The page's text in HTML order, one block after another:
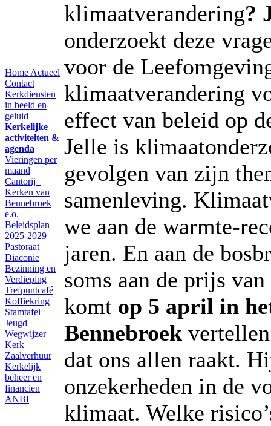
Home Actueel
Contact
Kerkdiensten
in beeld en
geluid
Kerkelijke
activiteiten &
agenda
Vieringen per
maand
Cantorij
Kerken van
Bennebroek
e.o.
Beleidsplan
2025-2029
Pastoraat
Diaconie
Bezinning en
Verdieping
Trefpuntcafé
Koffiekring
Stamtafel
Jeugd
Wegwijzer
Kerk
Zaalverhuur
Kerkelijk
beheer en
financien
ANBI
klimaatverandering?
onderzoekt deze
voor de
klimaatverandering
effect van beleid op
Jelle is
gevolgen van zijn
samenleving.
we aan de warmte-
jaren. En aan de
soms aan de prijs
komt op 5 april in
Bennebroek
dat ons allen raakt.
onzekerheden in de
klimaat. Welke